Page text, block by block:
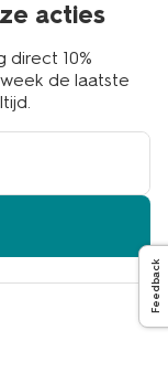
acties
direct 10%
de laatste
Feedback